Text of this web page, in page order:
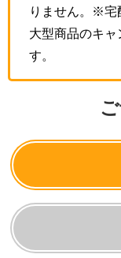
りません。※宅
大型商品のキャ
す。